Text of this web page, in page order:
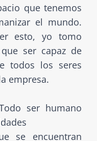
que tenemos
el mundo.
esto, yo tomo
ser capaz de
todos los seres
empresa.
ser humano
se encuentran